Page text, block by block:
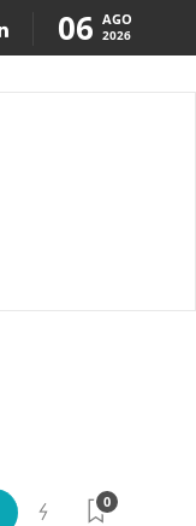
06 AGO
2026
0